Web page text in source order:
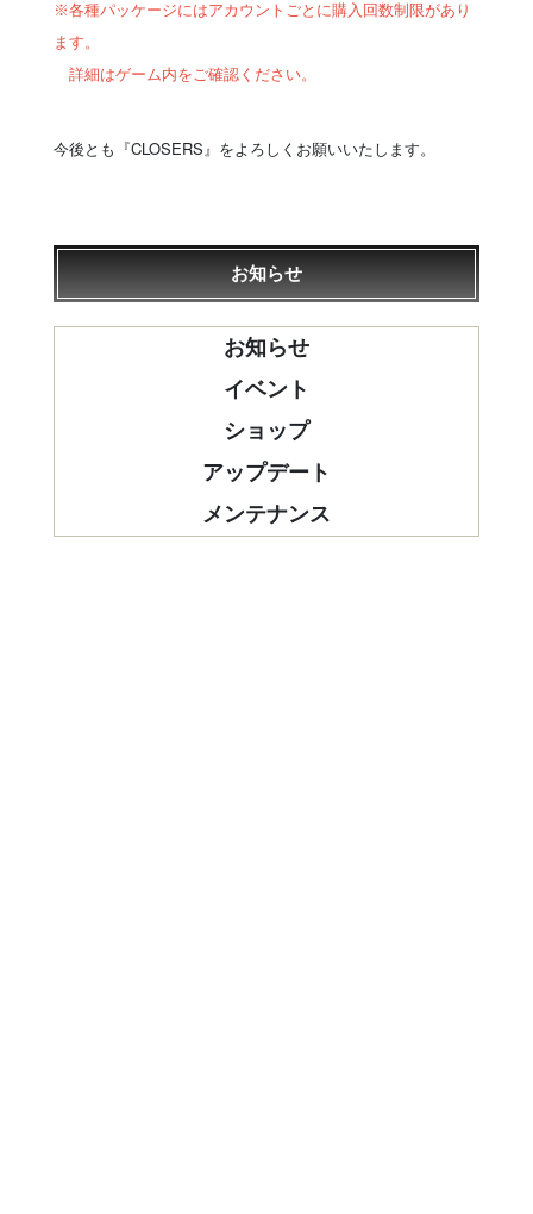
※各種パッケージにはアカウントごとに購入回数制限があり
ます。
詳細はゲーム内をご確認ください。
今後とも『CLOSERS』をよろしくお願いいたします。
お知らせ
お知らせ
イベント
ショップ
アップデート
メンテナンス